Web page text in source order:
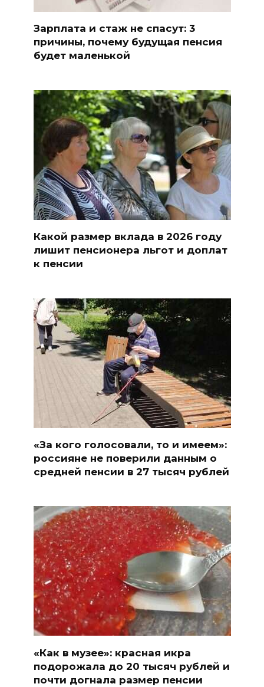
Зарплата и стаж не спасут: 3
причины, почему будущая пенсия
будет маленькой
Какой размер вклада в 2026 году
лишит пенсионера льгот и доплат
к пенсии
«За кого голосовали, то и имеем»:
россияне не поверили данным о
средней пенсии в 27 тысяч рублей
«Как в музее»: красная икра
подорожала до 20 тысяч рублей и
почти догнала размер пенсии